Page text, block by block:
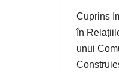
Cuprins
în
unui